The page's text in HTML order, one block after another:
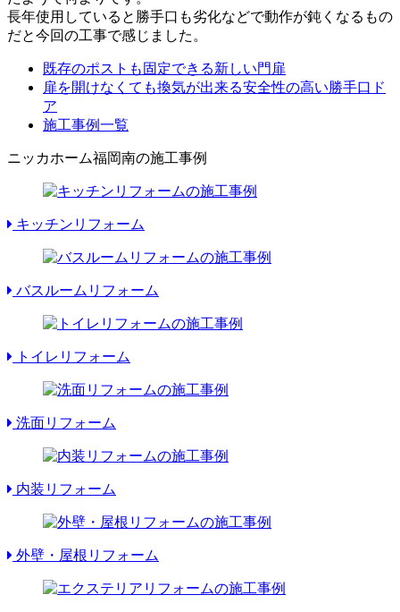
長年使用していると勝手口も劣化などで動作が鈍くなるもの
だと今回の工事で感じました。
既存のポストも固定できる新しい門扉
扉を開けなくても換気が出来る安全性の高い勝手口ド
ア
施工事例一覧
ニッカホーム福岡南の施工事例
キッチンリフォーム
バスルームリフォーム
トイレリフォーム
洗面リフォーム
内装リフォーム
外壁・屋根リフォーム